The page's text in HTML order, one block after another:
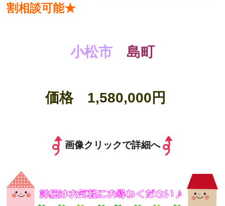
割相談可能★
小松市 島町
価格 1,580,000円
画像クリックで詳細へ